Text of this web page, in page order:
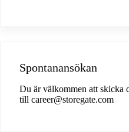
Spontanansökan
Du är välkommen att skicka
till career@storegate.com